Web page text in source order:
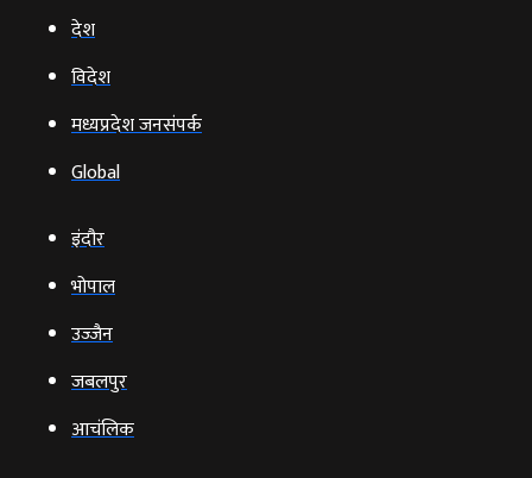
देश
विदेश
मध्यप्रदेश जनसंपर्क
Global
इंदौर
भोपाल
उज्‍जैन
जबलपुर
आचंलिक